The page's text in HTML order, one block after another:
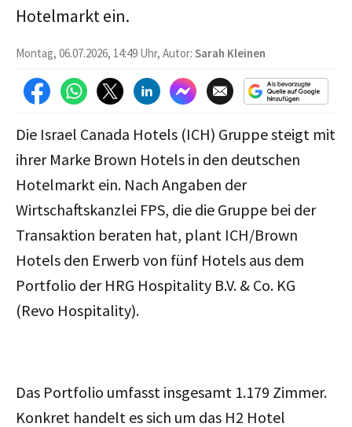
Hotelmarkt ein.
Montag, 06.07.2026, 14:49 Uhr, Autor: Sarah Kleinen
Die Israel Canada Hotels (ICH) Gruppe steigt mit
ihrer Marke Brown Hotels in den deutschen
Hotelmarkt ein. Nach Angaben der
Wirtschaftskanzlei FPS, die die Gruppe bei der
Transaktion beraten hat, plant ICH/Brown
Hotels den Erwerb von fünf Hotels aus dem
Portfolio der HRG Hospitality B.V. & Co. KG
(Revo Hospitality).
Das Portfolio umfasst insgesamt 1.179 Zimmer.
Konkret handelt es sich um das H2 Hotel